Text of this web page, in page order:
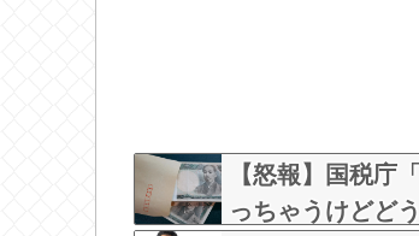
女「久しぶりに会って第一声が
【怒報】国税庁
っちゃうけどど